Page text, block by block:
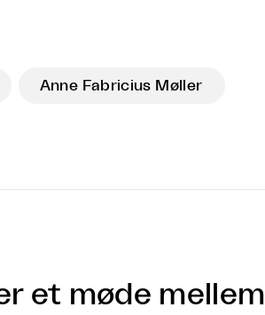
Anne Fabricius Møller
et møde mellem